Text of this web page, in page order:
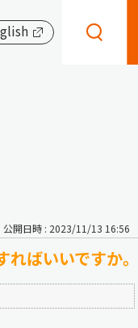
公開日時 : 2023/11/13 16:56
ばいいですか。